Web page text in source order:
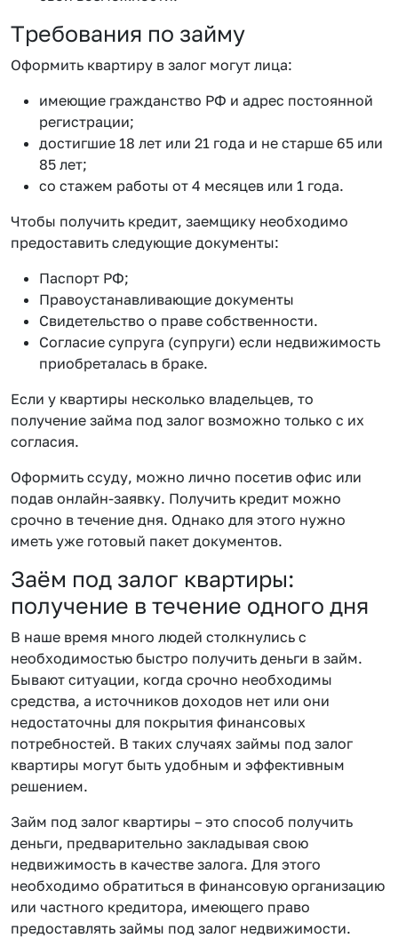
Требования по займу
Оформить квартиру в залог могут лица:
имеющие гражданство РФ и адрес постоянной
регистрации;
достигшие 18 лет или 21 года и не старше 65 или
85 лет;
со стажем работы от 4 месяцев или 1 года.
Чтобы получить кредит, заемщику необходимо
предоставить следующие документы:
Паспорт РФ;
Правоустанавливающие документы
Свидетельство о праве собственности.
Согласие супруга (супруги) если недвижимость
приобреталась в браке.
Если у квартиры несколько владельцев, то
получение займа под залог возможно только с их
согласия.
Оформить ссуду, можно лично посетив офис или
подав онлайн-заявку. Получить кредит можно
срочно в течение дня. Однако для этого нужно
иметь уже готовый пакет документов.
Заём под залог квартиры:
получение в течение одного дня
В наше время много людей столкнулись с
необходимостью быстро получить деньги в займ.
Бывают ситуации, когда срочно необходимы
средства, а источников доходов нет или они
недостаточны для покрытия финансовых
потребностей. В таких случаях займы под залог
квартиры могут быть удобным и эффективным
решением.
Займ под залог квартиры – это способ получить
деньги, предварительно закладывая свою
недвижимость в качестве залога. Для этого
необходимо обратиться в финансовую организацию
или частного кредитора, имеющего право
предоставлять займы под залог недвижимости.